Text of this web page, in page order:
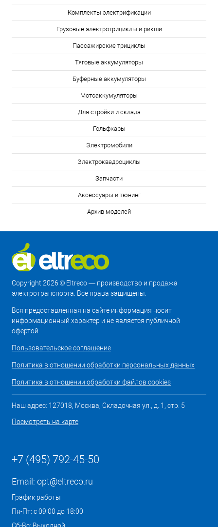
Комплекты электрификации
Грузовые электротрициклы и рикши
Пассажирские трициклы
Тяговые аккумуляторы
Буферные аккумуляторы
Мотоаккумуляторы
Для стройки и склада
Гольфкары
Электромобили
Электроквадроциклы
Запчасти
Аксессуары и тюнинг
Архив моделей
Copyright 2026 © Eltreco — производство и продажа
электротранспорта. Все права защищены.
Вся предоставленная на сайте информация носит
информационный характер и не является публичной
офертой.
Пользовательское соглашение
Политика в отношении обработки персональных данных
Политика в отношении обработки файлов cookies
Наш адрес: 127018, Москва, Складочная ул., д. 1, стр. 5
Посмотреть на карте
+7 (495) 792-45-50
Email: opt@eltreco.ru
График работы
Пн-Пт: с 09:00 до 18:00